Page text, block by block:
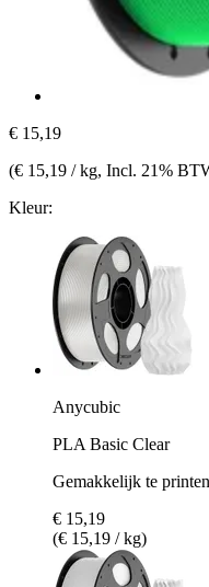
€ 15,19
(€ 15,19 / kg, Incl. 21%
Kleur:
Anycubic
PLA Basic Clear
Gemakkelijk te
€ 15,19
(€ 15,19 / kg)